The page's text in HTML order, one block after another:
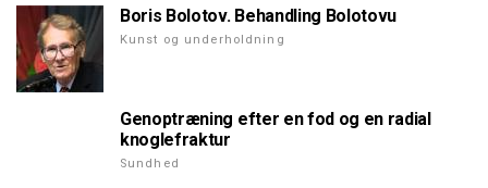
Boris Bolotov. Behandling Bolotovu
Kunst og underholdning
Genoptræning efter en fod og en radial
knoglefraktur
Sundhed